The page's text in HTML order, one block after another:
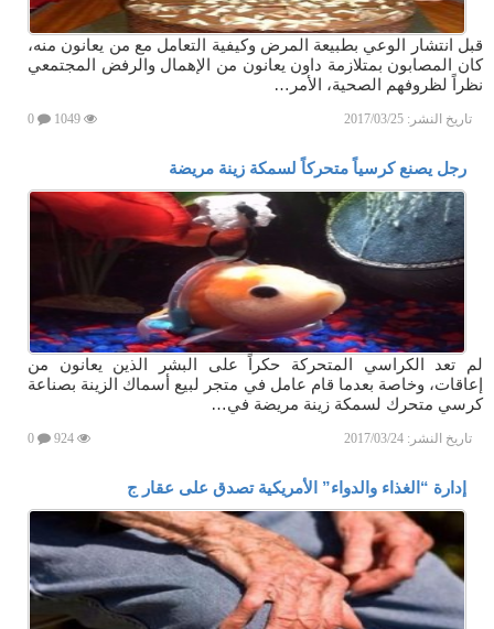
قبل انتشار الوعي بطبيعة المرض وكيفية التعامل مع من يعانون منه،
كان المصابون بمتلازمة داون يعانون من الإهمال والرفض المجتمعي
نظراً لظروفهم الصحية، الأمر…
تاريخ النشر: 2017/03/25
رجل يصنع كرسياً متحركاً لسمكة زينة مريضة
لم تعد الكراسي المتحركة حكراً على البشر الذين يعانون من
إعاقات، وخاصة بعدما قام عامل في متجر لبيع أسماك الزينة بصناعة
كرسي متحرك لسمكة زينة مريضة في…
تاريخ النشر: 2017/03/24
إدارة “الغذاء والدواء” الأمريكية تصدق على عقار ج